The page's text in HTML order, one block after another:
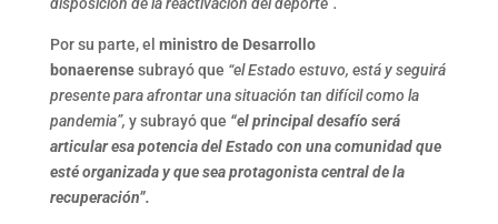
Por su parte, el ministro de Desarrollo
bonaerensesubrayó que “el Estado estuvo, está y seguirá
presente para afrontar una situación tan difícil como la
pandemia”, y subrayó que “el principal desafío será
articular esa potencia del Estado con una comunidad que
esté organizada y que sea protagonista central de la
recuperación”.